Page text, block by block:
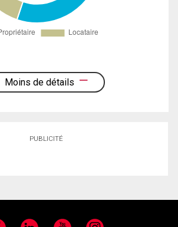
Moins de détails
PUBLICITÉ